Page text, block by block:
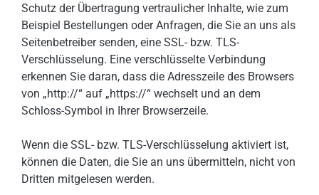
Schutz der Übertragung vertraulicher Inhalte, wie zum
Beispiel Bestellungen oder Anfragen, die Sie an uns als
Seitenbetreiber senden, eine SSL- bzw. TLS-
Verschlüsselung. Eine verschlüsselte Verbindung
erkennen Sie daran, dass die Adresszeile des Browsers
von „http://“ auf „https://“ wechselt und an dem
Schloss-Symbol in Ihrer Browserzeile.
Wenn die SSL- bzw. TLS-Verschlüsselung aktiviert ist,
können die Daten, die Sie an uns übermitteln, nicht von
Dritten mitgelesen werden.